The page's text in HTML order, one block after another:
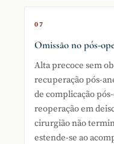
07
Omissão no pós-
Alta precoce sem
recuperação pós-
de complicação
reoperação em
cirurgião não
estende-se ao